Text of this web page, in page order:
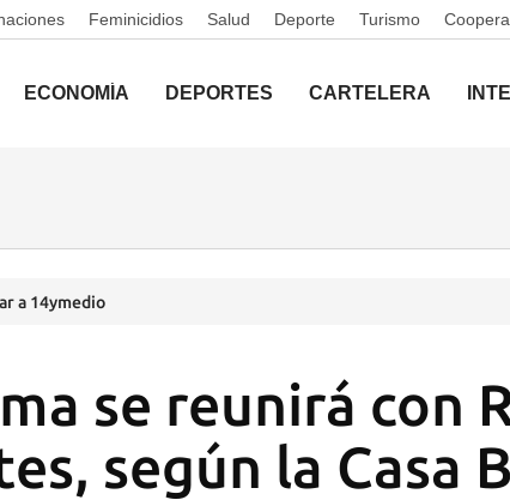
Feminicidios Salud Deporte Turismo
ECONOMÍA DEPORTES CARTELERA
a 14ymedio
se reunirá con
según la Casa